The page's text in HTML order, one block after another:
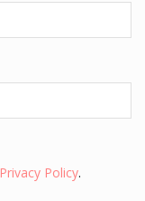
Privacy Policy.